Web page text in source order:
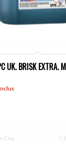
UK. BRISK EXTRA.
Coș